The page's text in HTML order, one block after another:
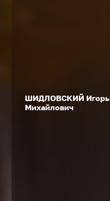
ШИДЛОВСКИЙ Игорь
Михайлович